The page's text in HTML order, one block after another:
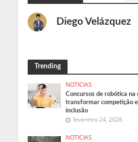
Diego Velázquez
Trending
NOTICIAS
Concursos de robótica na
transformar competição
inclusão
fevereiro 24, 2026
NOTICIAS